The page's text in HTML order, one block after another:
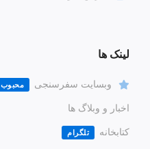
لینک ها
وبسایت سفرسنجی محبوب
اخبار و وبلاگ ها
کتابخانه تلگرام